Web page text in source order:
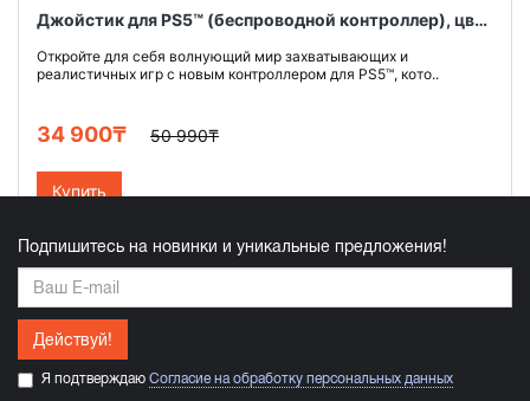
Джойстик для PS5™ (беспроводной контроллер), цвет Черная Полночь,
Откройте для себя волнующий мир захватывающих и
реалистичных игр с новым контроллером для PS5™, кото..
34 900₸ 50 990₸
Купить
Подпишитесь на новинки и уникальные предложения!
Действуй!
Я подтверждаю Согласие на обработку персональных данных